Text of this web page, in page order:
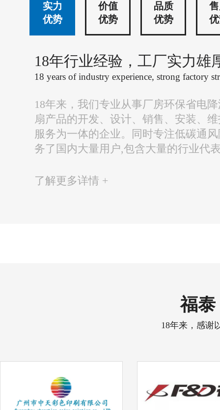
实力
优势
价值
优势
品质
优势
18年行业经验，工厂实力雄
18 years of industry experience, strong factory
18年来，我们专业从事厂房环保省电
扇产品的开发、设计、销售、安装、
服务为一体的企业。同时专注低碳通
务了国内大量用户,包含大量的行业代
了解更多详情 +
福泰
18年来，感谢